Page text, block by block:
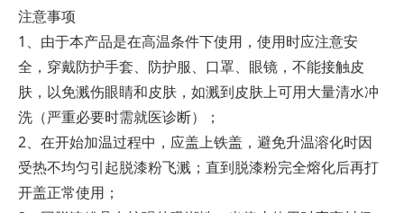
注意事项
1、由于本产品是在高温条件下使用，使用时应注意安
全，穿戴防护手套、防护服、口罩、眼镜，不能接触皮
肤，以免溅伤眼睛和皮肤，如溅到皮肤上可用大量清水冲
洗（严重必要时需就医诊断）；
2、在开始加温过程中，应盖上铁盖，避免升温溶化时因
受热不均匀引起脱漆粉飞溅；直到脱漆粉完全熔化后再打
开盖正常使用；